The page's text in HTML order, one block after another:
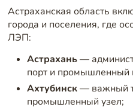
Астраханская область
города и поселения, где
ЛЭП:
Астрахань—
порт и промышленный
Ахтубинск— важный
промышленный узел;